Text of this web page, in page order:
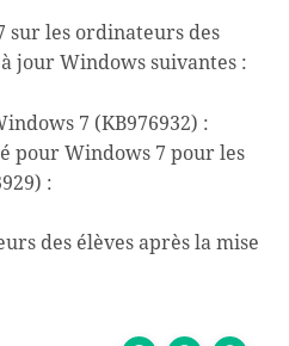
sur les ordinateurs des
jour Windows suivantes :
7 (KB976932) :
pour Windows 7 pour les
:
des élèves après la mise